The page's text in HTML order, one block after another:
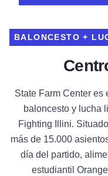
BALONCESTO +
State Farm Center
baloncesto y lucha
Fighting Illini.
más de 15.000
día del partido,
estudiantil